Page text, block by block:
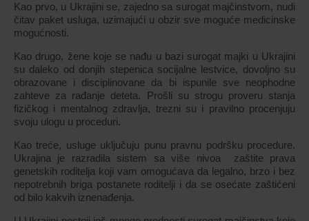
Kao prvo, u Ukrajini se, zajedno sa surogat majčinstvom, nudi
čitav paket usluga, uzimajući u obzir sve moguće medicinske
mogućnosti.
Kao drugo, žene koje se nađu u bazi surogat majki u Ukrajini
su daleko od donjih stepenica socijalne lestvice, dovoljno su
obrazovane i disciplinovane da bi ispunile sve neophodne
zahteve za rađanje deteta. Prošli su strogu proveru stanja
fizičkog i mentalnog zdravlja, trezni su i pravilno procenjuju
svoju ulogu u proceduri.
Kao treće, usluge uključuju punu pravnu podršku procedure.
Ukrajina je razradila sistem sa više nivoa zaštite prava
genetskih roditelja koji vam omogućava da legalno, brzo i bez
nepotrebnih briga postanete roditelji i da se osećate zaštićeni
od bilo kakvih iznenađenja.